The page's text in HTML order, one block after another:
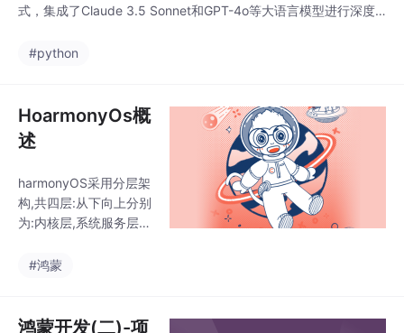
式，集成了Claude 3.5 Sonnet和GPT-4o等大语言模型进行深度
误、警告等）、交互式AI分析界面、递归ZIP解析以及可视化展
#python
HoarmonyOs概
述
harmonyOS采用分层架
构,共四层:从下向上分别
为:内核层,系统服务层,
主要包含了内核子系统
内核设计,支持针对不通
#鸿蒙
鸿蒙开发(二)-项